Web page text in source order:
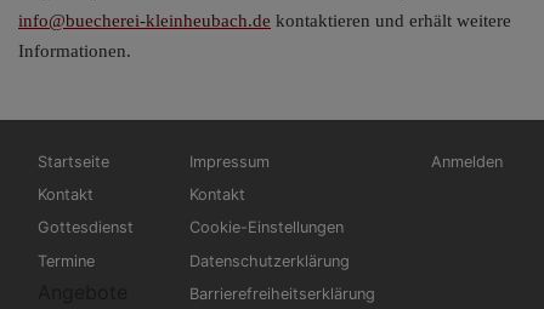
info@buecherei-kleinheubach.de kontaktieren und erhält weitere
Informationen.
Hauptnavigation
Startseite
Kontakt
Gottesdienst
Termine
Fußbereichsmenü
Impressum
Kontakt
Cookie-Einstellungen
Datenschutzerklärung
Barrierefreiheitserklärung
Anmelden